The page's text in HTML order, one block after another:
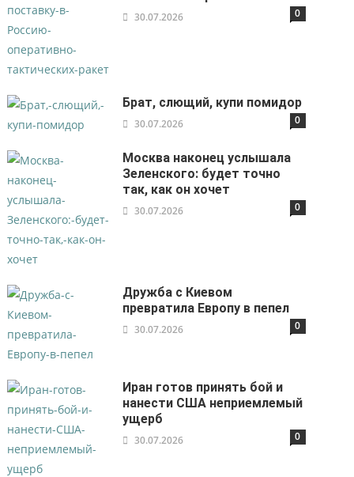
30.07.2026 0
Брат, слющий, купи помидор
30.07.2026 0
Москва наконец услышала
Зеленского: будет точно
так, как он хочет
30.07.2026 0
Дружба с Киевом
превратила Европу в пепел
30.07.2026 0
Иран готов принять бой и
нанести США неприемлемый
ущерб
30.07.2026 0